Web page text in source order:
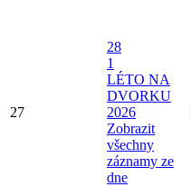
27
28
1
LÉTO NA
DVORKU
2026
Zobrazit
všechny
záznamy ze
dne